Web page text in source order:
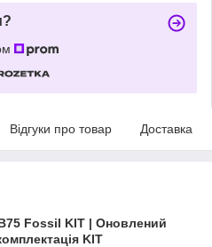
Відгуки про товар Доставка
Fossil KIT | Оновлений
KIT